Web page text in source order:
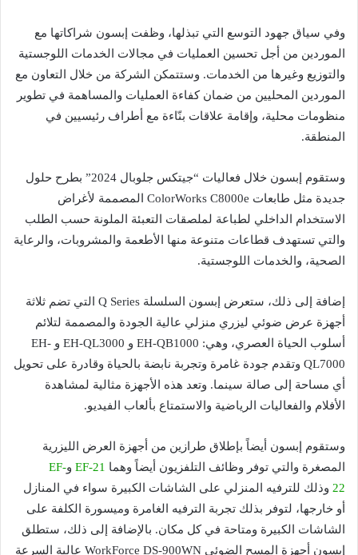
وفي سياق جهود التوسع التي تبذلها، وظفت إبسون شراكاتها مع
الموردين من أجل تحسين العمليات في مجالات الخدمات اللوجستية
والتوزيع وغيرها من الخدمات. وستتمكن الشركة من خلال التعاون مع
الموردين المحليين من ضمان كفاءة العمليات والمساهمة في تطوير
منظومات محلية، وإقامة علاقات بنّاءة مع أطراف رئيسيين في
المنطقة.
وستقوم إبسون خلال فعاليات “جيتكس جلوبال 2024” بطرح حلول
جديدة مثل طابعات ColorWorks C8000e المصممة لأغراض
الاستخدام الداخلي لطباعة لملصقات التعبئة الملونة حسب الطلب
والتي تستهدف قطاعات متنوعة منها الأطعمة والمشروبات، والرعاية
الصحية، والخدمات اللوجستية.
إضافة إلى ذلك، ستعرض إبسون السلسلة Q Series التي تضم ثلاثة
أجهزة عرض ضوئي ليزري منزلي عالية الجودة والمصممة لتلائم
أسلوب الحياة العصري، وهي: EH-QB1000 و EH-QL3000 و EH-
QL7000 وتقدم جودة غامرة وتجربة نابضة بالحياة وقادرة على تحويل
أي مساحة إلى صالة سينما. وتعد هذه الأجهزة مثالية لمشاهدة
الأفلام والفعاليات الرياضية والاستمتاع بألعاب الفيديو.
وستقوم إبسون أيضاً بإطلاق طرازين من أجهزة العرض الليزرية
المصغرة والتي توفر وظائف التلفزيون أيضاً وهما EF-21 وEF-
22 وذلك للترفيه المنزلي على الشاشات الكبيرة سواء في المنازل
أو خارجها، لتوفر بذلك تجربة الترفيه الغامرة وميسورة الكلفة على
الشاشات الكبيرة ومتاحة في كل مكان. بالإضافة إلى ذلك، ستطلق
إبسون أجهزة المسح الضوئي WorkForce DS-900WN عالية السرعة